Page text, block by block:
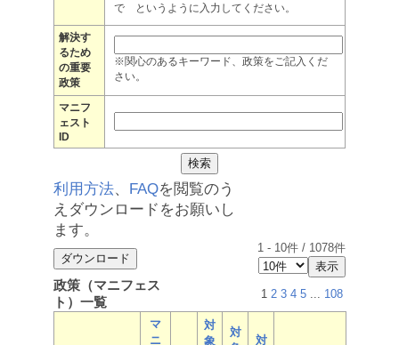
で というように入力してください。
解決す
るため
の重要
政策
※関心のあるキーワード、政策をご記入くだ
さい。
マニフ
ェスト
ID
利用方法、 FAQを閲覧のう
えダウンロードをお願いし
ます。
1 - 10件 / 1078件
政策（マニフェス
ト）一覧
1 2 3 4 5 ... 108
マ
ニ
対
象
対
対